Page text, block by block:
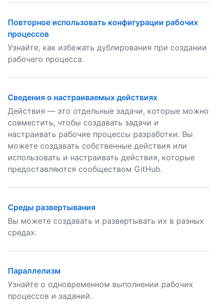
Повторное использовать конфигурации рабочих
процессов
Узнайте, как избежать дублирования при создании
рабочего процесса.
Сведения о настраиваемых действиях
Действия — это отдельные задачи, которые можно
совместить, чтобы создавать задачи и
настраивать рабочие процессы разработки. Вы
можете создавать собственные действия или
использовать и настраивать действия, которые
предоставляются сообществом GitHub.
Среды развертывания
Вы можете создавать и развертывать их в разных
средах.
Параллелизм
Узнайте о одновременном выполнении рабочих
процессов и заданий.